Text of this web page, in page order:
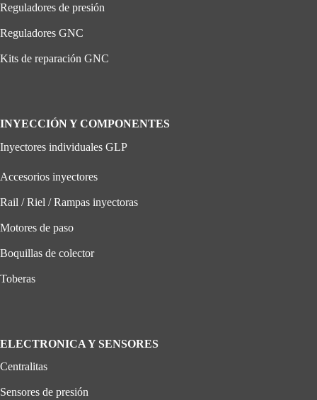
Reguladores de presión
Reguladores GNC
Kits de reparación GNC
INYECCIÓN Y COMPONENTES
Inyectores individuales GLP
Accesorios inyectores
Rail / Riel / Rampas inyectoras
Motores de paso
Boquillas de colector
Toberas
ELECTRONICA Y SENSORES
Centralitas
Sensores de presión